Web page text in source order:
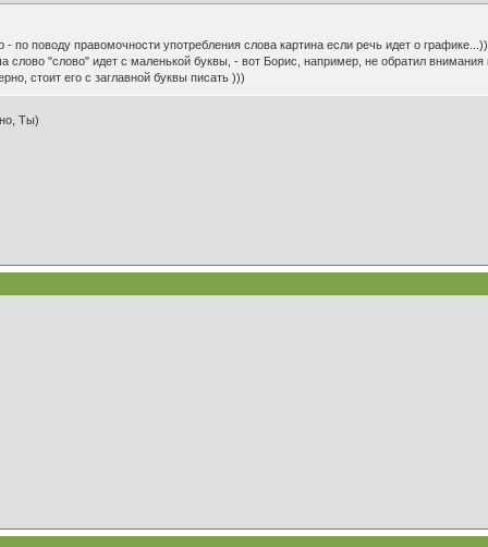
по поводу правомочности употребления слова картина если речь идет о
слово "слово" идет с маленькой буквы, - вот Борис, например, не обратил внимания
стоит его с заглавной буквы писать )))
Ты)